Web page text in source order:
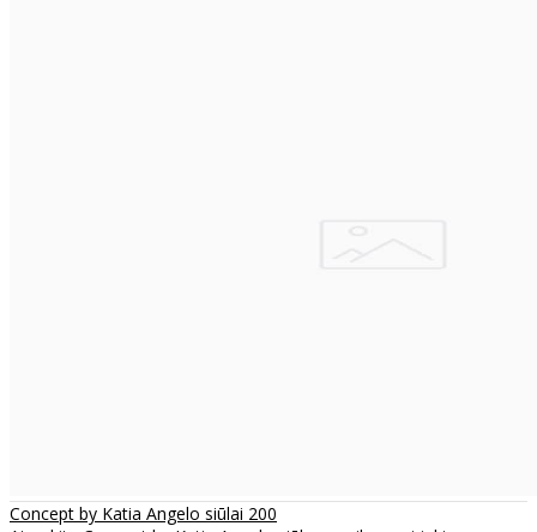
Concept by Katia Angelo siūlai 200